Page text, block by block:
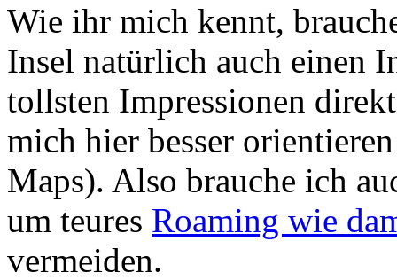
Wie ihr mich kennt,
Insel natürlich auch einen
tollsten Impressionen
mich hier besser
Maps). Also brauche ich
um teures Roaming wie
vermeiden.